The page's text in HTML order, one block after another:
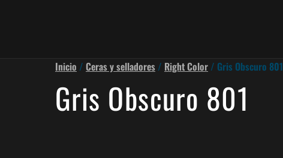
Inicio / Ceras y selladores / Right Color / Gris Obscuro 801
Gris Obscuro 801